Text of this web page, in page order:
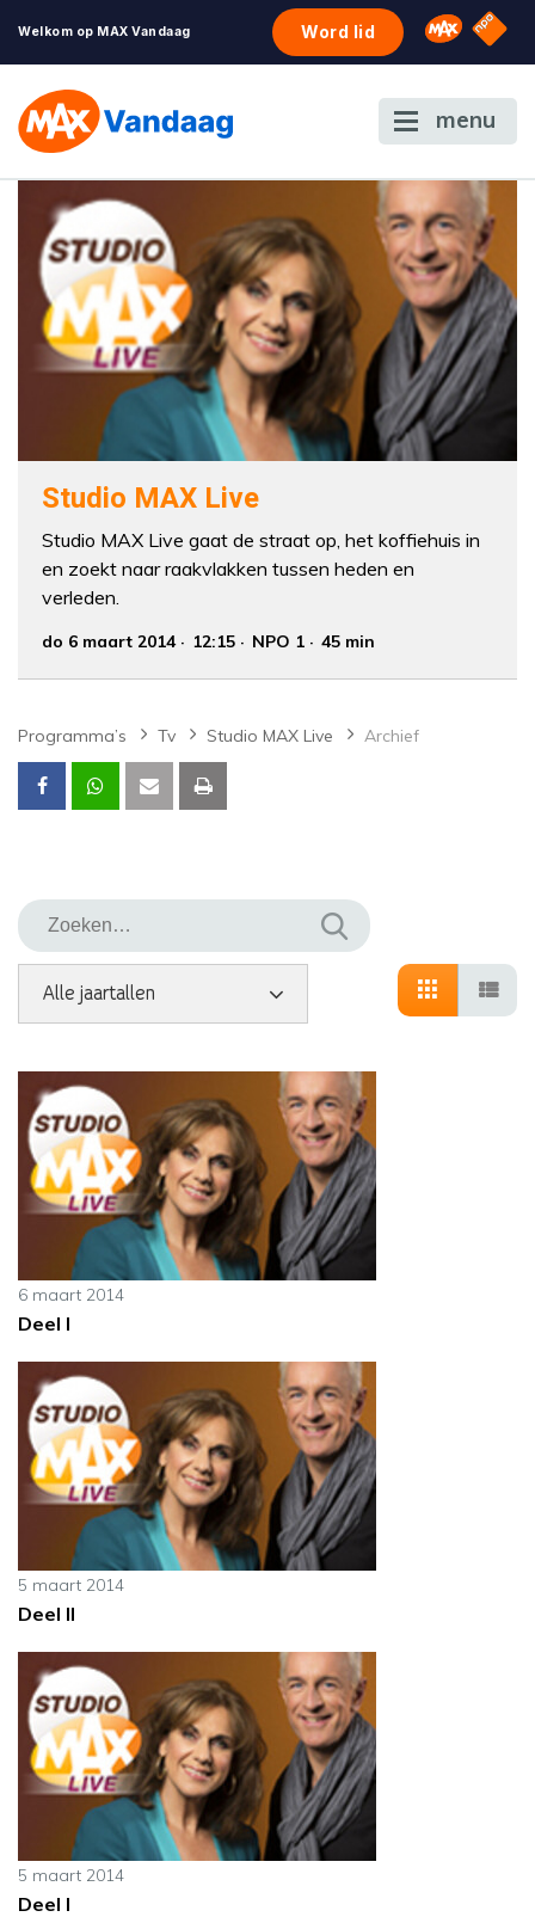
Welkom op MAX Vandaag Word lid Omroep
NPO
menu
Studio MAX Live
Studio MAX Live gaat de straat op, het koffiehuis in
en zoekt naar raakvlakken tussen heden en
verleden.
do 6 maart 2014 12:15 NPO 1 45 min
Programma’s Tv Studio MAX Live Archief
6 maart 2014
Deel I
5 maart 2014
Deel II
5 maart 2014
Deel I